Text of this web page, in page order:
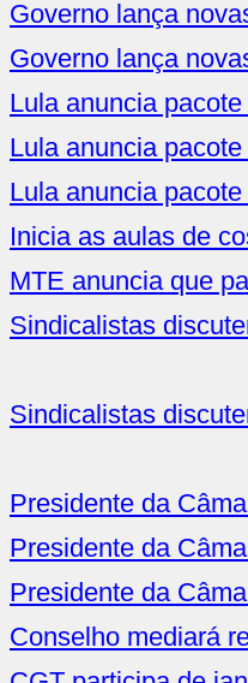
Governo lança
Governo lança
Lula anuncia
Lula anuncia
Lula anuncia
Inicia as aulas de
MTE anuncia que
Sindicalistas
Sindicalistas
Presidente da
Presidente da
Presidente da
Conselho mediará